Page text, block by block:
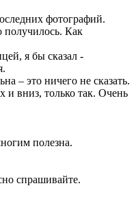
фотографий.
получилось. Как
я бы сказал -
– это ничего не сказать.
и вниз, только так. Очень
полезна.
спрашивайте.